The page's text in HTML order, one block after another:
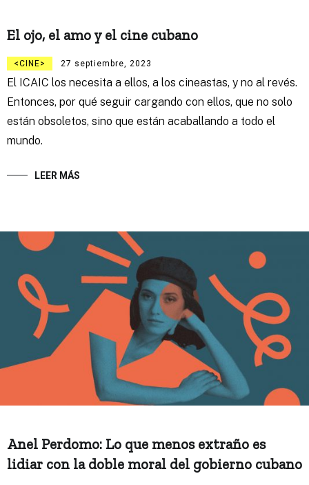
El ojo, el amo y el cine cubano
CINE 27 septiembre, 2023
El ICAIC los necesita a ellos, a los cineastas, y no al revés.
Entonces, por qué seguir cargando con ellos, que no solo
están obsoletos, sino que están acaballando a todo el
mundo.
LEER MÁS
Anel Perdomo: Lo que menos extraño es
lidiar con la doble moral del gobierno cubano